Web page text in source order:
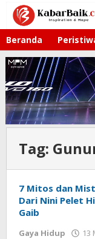
Lewati
konten
Beranda
Tag:
7 Mitos dan
Dari Nini Pelet
Gaib
Gaya Hidup 13